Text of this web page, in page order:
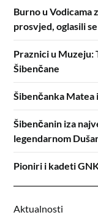
Burno u Vodicama
prosvjed, oglasili
Praznici u Muzeju:
Šibenčane
Šibenčanka
Šibenčanin iza
legendarnom
Pioniri i kadeti
Aktualnosti